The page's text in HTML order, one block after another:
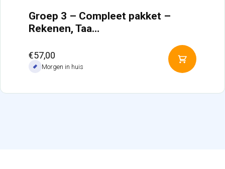
Groep 3 – Compleet pakket –
Rekenen, Taa…
€57,00
Morgen in huis
aan